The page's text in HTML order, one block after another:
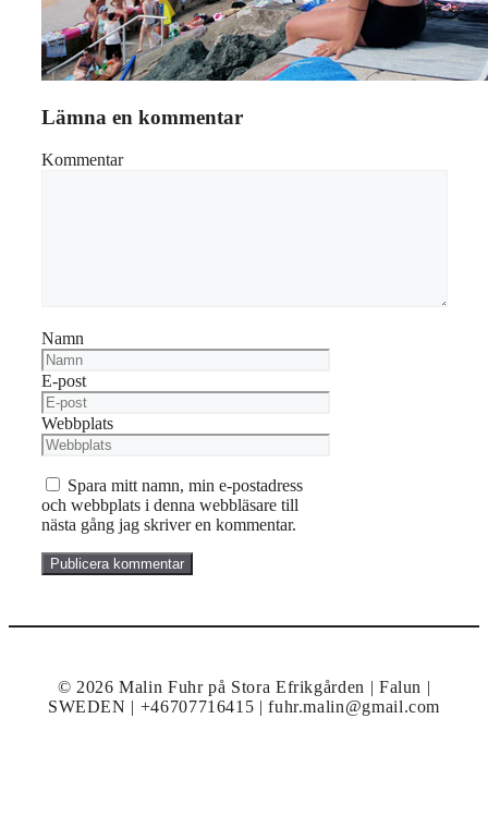
Lämna en kommentar
Kommentar
Namn
E-post
Webbplats
Spara mitt namn, min e-postadress
och webbplats i denna webbläsare till
nästa gång jag skriver en kommentar.
© 2026 Malin Fuhr på Stora Efrikgården | Falun |
SWEDEN | +46707716415 | fuhr.malin@gmail.com